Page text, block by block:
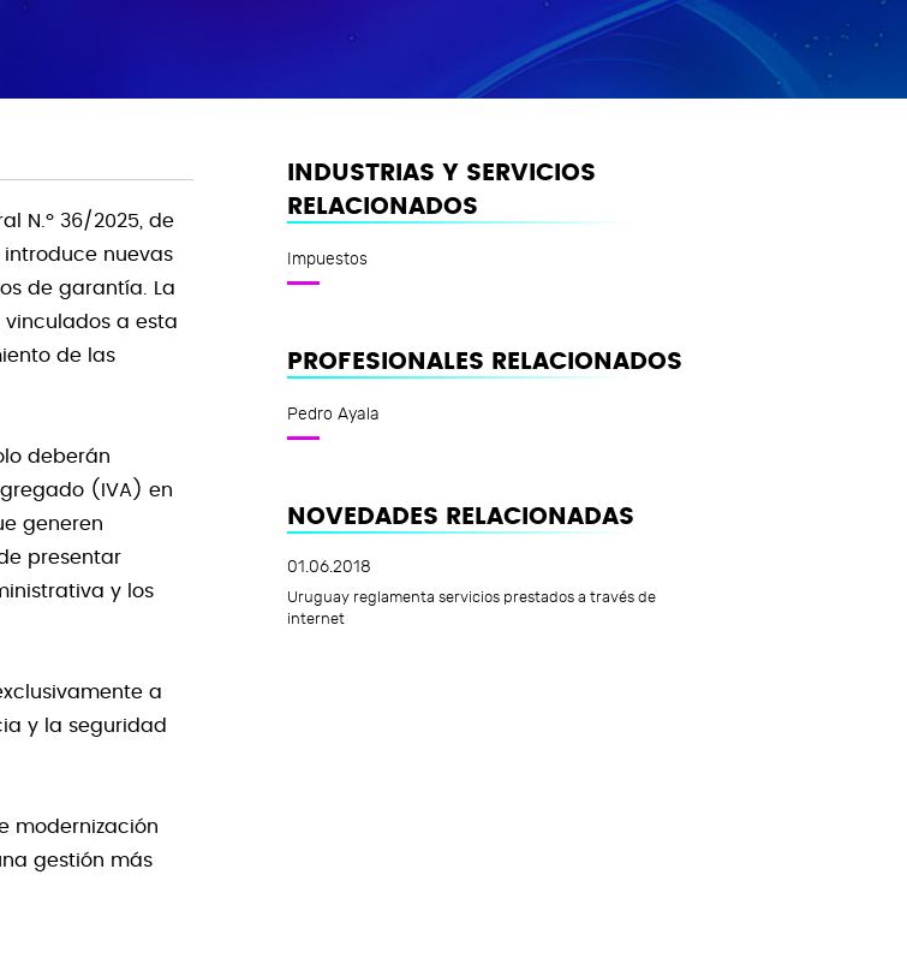
N.º 36/2025, de
introduce nuevas
de garantía. La
a esta
de las
deberán
(IVA) en
generen
presentar
y los
a
y la seguridad
modernización
gestión más
INDUSTRIAS Y SERVICIOS
RELACIONADOS
Impuestos
PROFESIONALES RELACIONADOS
Pedro Ayala
NOVEDADES RELACIONADAS
01.06.2018
Uruguay reglamenta servicios prestados a través de
internet